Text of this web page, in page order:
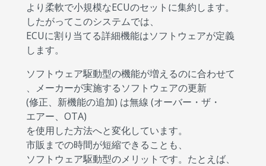
より柔軟で小規模なECUのセットに集約します。
したがってこのシステムでは、
ECUに割り当てる詳細機能はソフトウェアが定義
します。
ソフトウェア駆動型の機能が増えるのに合わせて
、メーカーが実施するソフトウェアの更新
(修正、新機能の追加) は無線 (オーバー・ザ・
エアー、OTA)
を使用した方法へと変化しています。
市販までの時間が短縮できることも、
ソフトウェア駆動型のメリットです。たとえば、